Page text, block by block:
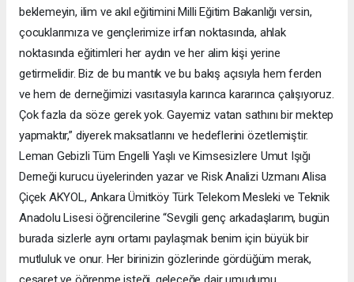
beklemeyin, ilim ve akıl eğitimini Milli Eğitim Bakanlığı versin,
çocuklarımıza ve gençlerimize irfan noktasında, ahlak
noktasında eğitimleri her aydın ve her alim kişi yerine
getirmelidir. Biz de bu mantık ve bu bakış açısıyla hem ferden
ve hem de derneğimizi vasıtasıyla karınca kararınca çalışıyoruz.
Çok fazla da söze gerek yok. Gayemiz vatan sathını bir mektep
yapmaktır,” diyerek maksatlarını ve hedeflerini özetlemiştir.
Leman Gebizli Tüm Engelli Yaşlı ve Kimsesizlere Umut Işığı
Derneği kurucu üyelerinden yazar ve Risk Analizi Uzmanı Alisa
Çiçek AKYOL, Ankara Ümitköy Türk Telekom Mesleki ve Teknik
Anadolu Lisesi öğrencilerine “Sevgili genç arkadaşlarım, bugün
burada sizlerle aynı ortamı paylaşmak benim için büyük bir
mutluluk ve onur. Her birinizin gözlerinde gördüğüm merak,